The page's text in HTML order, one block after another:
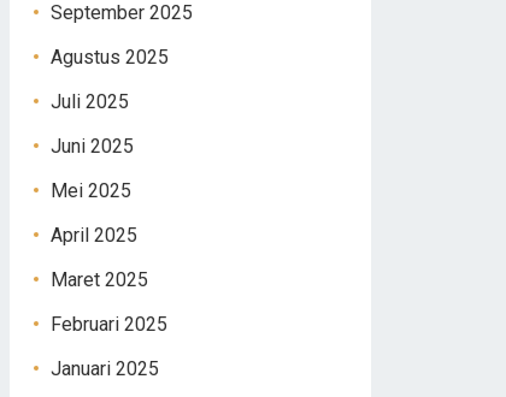
September 2025
Agustus 2025
Juli 2025
Juni 2025
Mei 2025
April 2025
Maret 2025
Februari 2025
Januari 2025